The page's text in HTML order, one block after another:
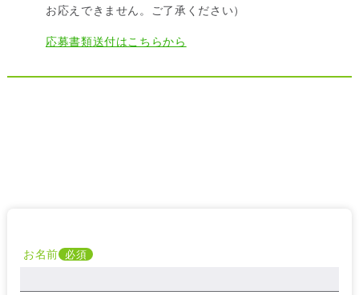
お応えできません。ご了承ください）
応募書類送付はこちらから
お名前 必須